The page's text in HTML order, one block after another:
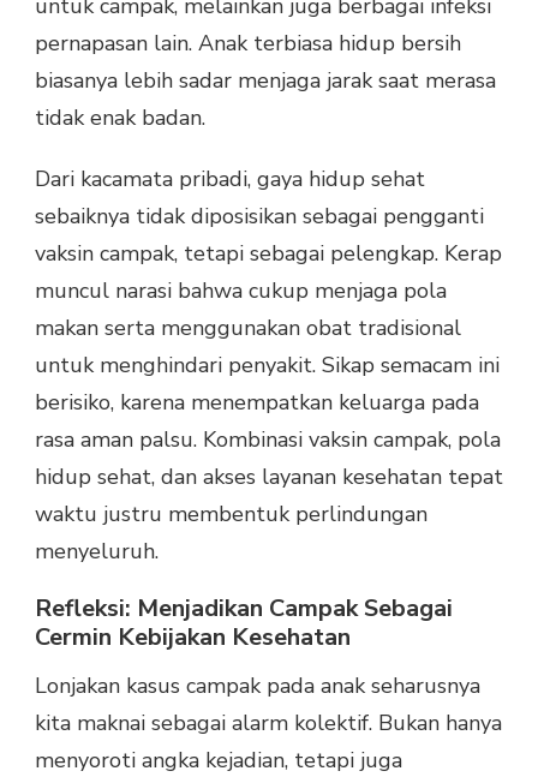
untuk campak, melainkan juga berbagai infeksi
pernapasan lain. Anak terbiasa hidup bersih
biasanya lebih sadar menjaga jarak saat merasa
tidak enak badan.
Dari kacamata pribadi, gaya hidup sehat
sebaiknya tidak diposisikan sebagai pengganti
vaksin campak, tetapi sebagai pelengkap. Kerap
muncul narasi bahwa cukup menjaga pola
makan serta menggunakan obat tradisional
untuk menghindari penyakit. Sikap semacam ini
berisiko, karena menempatkan keluarga pada
rasa aman palsu. Kombinasi vaksin campak, pola
hidup sehat, dan akses layanan kesehatan tepat
waktu justru membentuk perlindungan
menyeluruh.
Refleksi: Menjadikan Campak Sebagai
Cermin Kebijakan Kesehatan
Lonjakan kasus campak pada anak seharusnya
kita maknai sebagai alarm kolektif. Bukan hanya
menyoroti angka kejadian, tetapi juga